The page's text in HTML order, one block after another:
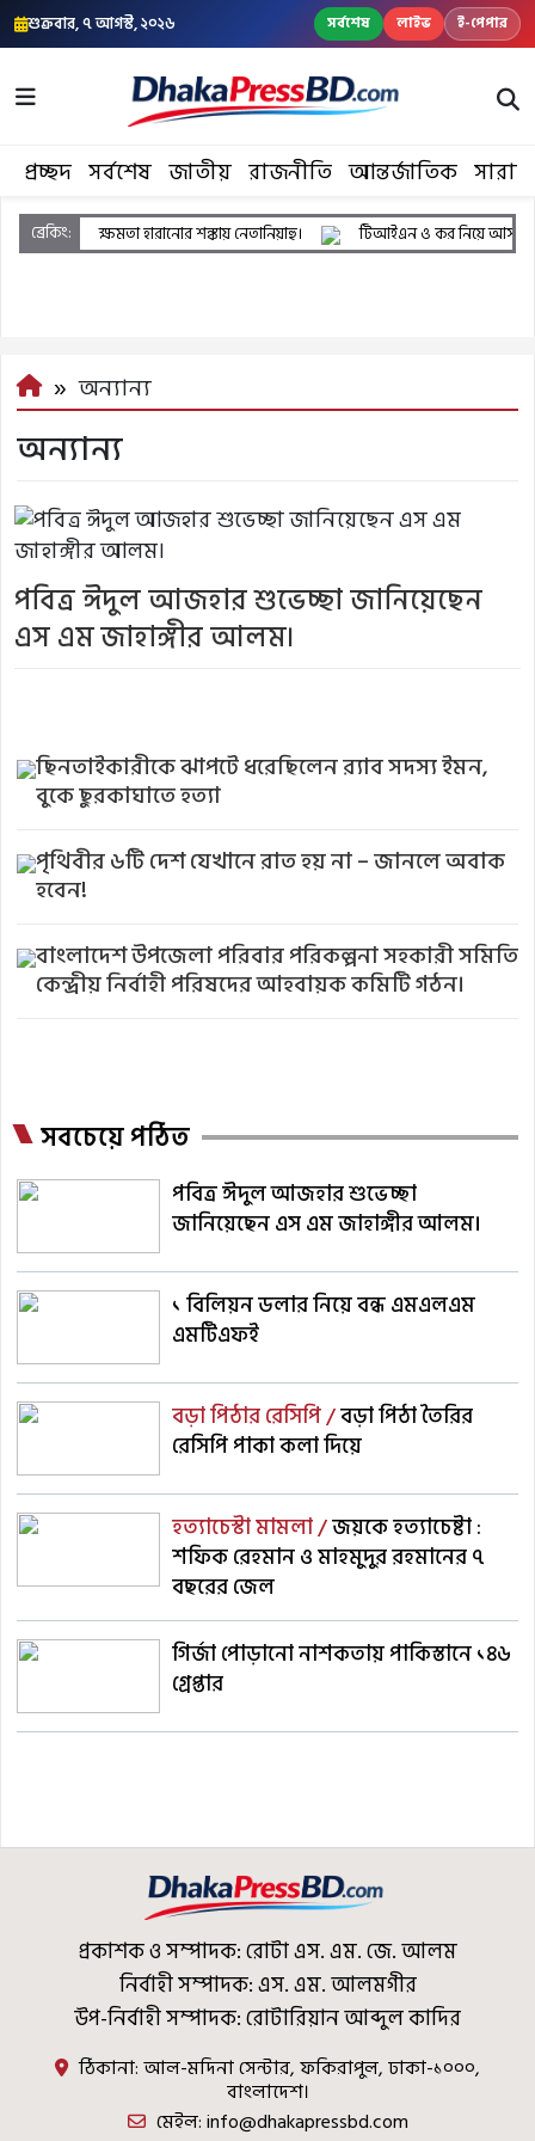
শুক্রবার, ৭ আগস্ট, ২০২৬ সর্বশেষ লাইভ ই-পেপার
প্রচ্ছদ সর্বশেষ জাতীয় রাজনীতি আন্তর্জাতিক
ব্রেকিং: ক্ষমতা হারানোর শঙ্কায় নেতানিয়াহু। টিআইএন ও কর নিয়ে আসছে
অন্যান্য
অন্যান্য
পবিত্র ঈদুল আজহার শুভেচ্ছা জানিয়েছেন
এস এম জাহাঙ্গীর আলম।
ছিনতাইকারীকে ঝাপটে ধরেছিলেন র‌্যাব সদস্য ইমন,
বুকে ছুরকাঘাতে হত্যা
পৃথিবীর ৬টি দেশ যেখানে রাত হয় না – জানলে অবাক
হবেন!
বাংলাদেশ উপজেলা পরিবার পরিকল্পনা সহকারী সমিতি
কেন্দ্রীয় নির্বাহী পরিষদের আহবায়ক কমিটি গঠন।
সবচেয়ে পঠিত
পবিত্র ঈদুল আজহার শুভেচ্ছা
জানিয়েছেন এস এম জাহাঙ্গীর আলম।
১ বিলিয়ন ডলার নিয়ে বন্ধ এমএলএম
এমটিএফই
বড়া পিঠার রেসিপি /বড়া পিঠা তৈরির
রেসিপি পাকা কলা দিয়ে
হত্যাচেস্টা মামলা /জয়কে হত্যাচেষ্টা :
শফিক রেহমান ও মাহমুদুর রহমানের ৭
বছরের জেল
গির্জা পোড়ানো নাশকতায় পাকিস্তানে ১৪৬
গ্রেপ্তার
প্রকাশক ও সম্পাদক: রোটা এস. এম. জে. আলম
নির্বাহী সম্পাদক: এস. এম. আলমগীর
উপ-নির্বাহী সম্পাদক: রোটারিয়ান আব্দুল কাদির
ঠিকানা: আল-মদিনা সেন্টার, ফকিরাপুল, ঢাকা-১০০০,
বাংলাদেশ।
মেইল: info@dhakapressbd.com